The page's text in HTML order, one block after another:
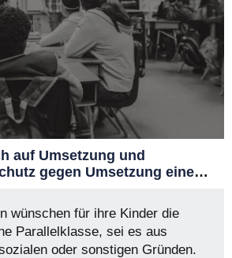
auf Umsetzung und
gegen Umsetzung eines
wünschen für ihre Kinder die
Parallelklasse, sei es aus
oder sonstigen Gründen.